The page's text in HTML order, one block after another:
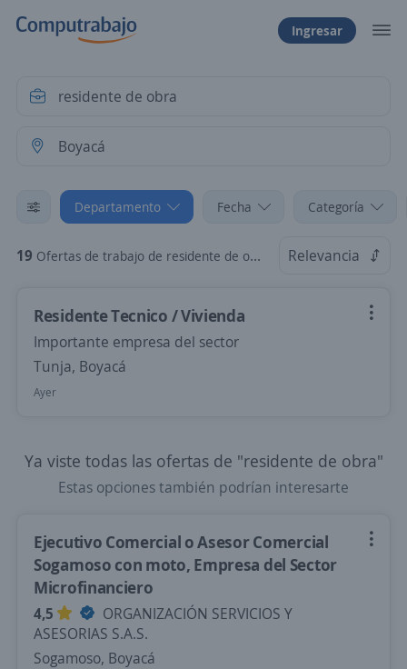
Ingresar
Departamento Fecha Categoría
19 Ofertas de trabajo de residente de obra en Boyacá Relevancia
Residente Tecnico / Vivienda
Importante empresa del sector
Tunja, Boyacá
Ayer
Ya viste todas las ofertas de "residente de obra"
Estas opciones también podrían interesarte
Ejecutivo Comercial o Asesor Comercial
Sogamoso con moto, Empresa del Sector
Microfinanciero
4,5
ORGANIZACIÓN SERVICIOS Y
ASESORIAS S.A.S.
Sogamoso, Boyacá